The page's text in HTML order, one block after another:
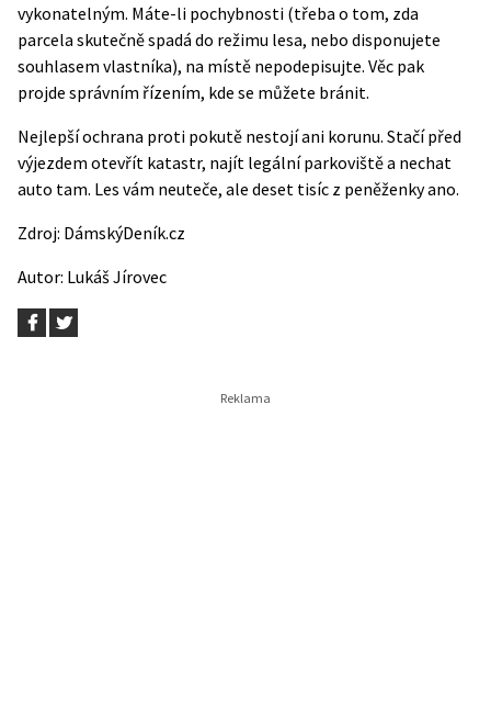
vykonatelným. Máte-li pochybnosti (třeba o tom, zda
parcela skutečně spadá do režimu lesa, nebo disponujete
souhlasem vlastníka), na místě nepodepisujte. Věc pak
projde správním řízením, kde se můžete bránit.
Nejlepší ochrana proti pokutě nestojí ani korunu. Stačí před
výjezdem otevřít katastr, najít legální parkoviště a nechat
auto tam. Les vám neuteče, ale deset tisíc z peněženky ano.
Zdroj: DámskýDeník.cz
Autor: Lukáš Jírovec